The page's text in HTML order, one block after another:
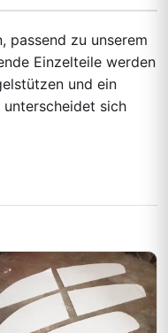
passend zu unserem
Einzelteile werden
und ein
sich